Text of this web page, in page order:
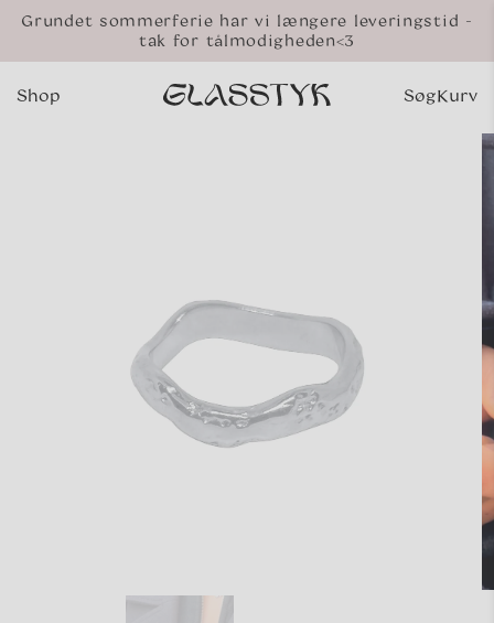
Gå til
Grundet sommerferie har vi længere leveringstid -
tak for tålmodigheden<3
Shop SøgKurv